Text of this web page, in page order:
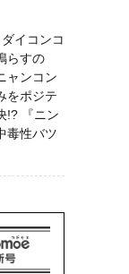
イコンコ
らすの
ャンコン
をポジテ
!? 『ニン
毒性バツ